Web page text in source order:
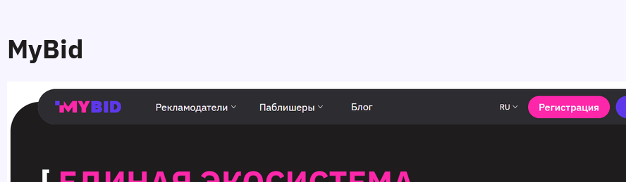
MyBid